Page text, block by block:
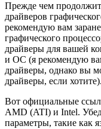
Прежде чем
драйверов
рекомендую вам
графического
драйверы для вашей
и ОС (я рекомендую
драйверы, однако вы
драйверы, если хотите).
Вот официальные
AMD (ATI) и Intel.
параметры, такие как